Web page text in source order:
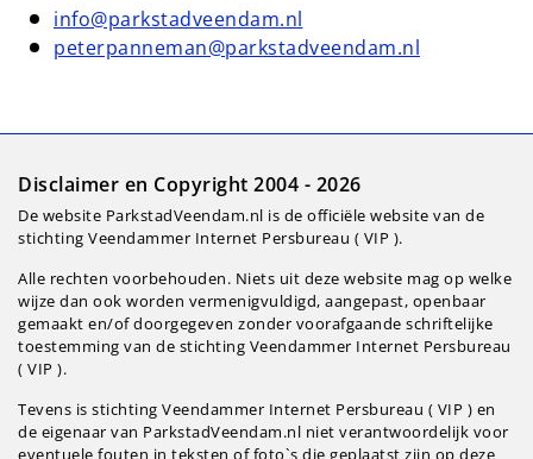
info@parkstadveendam.nl
peterpanneman@parkstadveendam.nl
Disclaimer en Copyright 2004 - 2026
De website ParkstadVeendam.nl is de officiële website van de
stichting Veendammer Internet Persbureau ( VIP ).
Alle rechten voorbehouden. Niets uit deze website mag op welke
wijze dan ook worden vermenigvuldigd, aangepast, openbaar
gemaakt en/of doorgegeven zonder voorafgaande schriftelijke
toestemming van de stichting Veendammer Internet Persbureau
( VIP ).
Tevens is stichting Veendammer Internet Persbureau ( VIP ) en
de eigenaar van ParkstadVeendam.nl niet verantwoordelijk voor
eventuele fouten in teksten of foto`s die geplaatst zijn op deze